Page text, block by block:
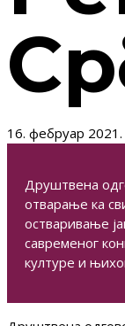
16. фебруар 2021.
Друштвена
отварање ка
остваривање
савременог
културе и